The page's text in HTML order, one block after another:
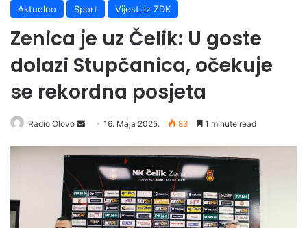
Aktuelno Sport Vijesti iz ZDK
Zenica je uz Čelik: U goste
dolazi Stupčanica, očekuje
se rekordna posjeta
Radio Olovo
n
a
n
e
16. Maja 2025. 83 1 minute read